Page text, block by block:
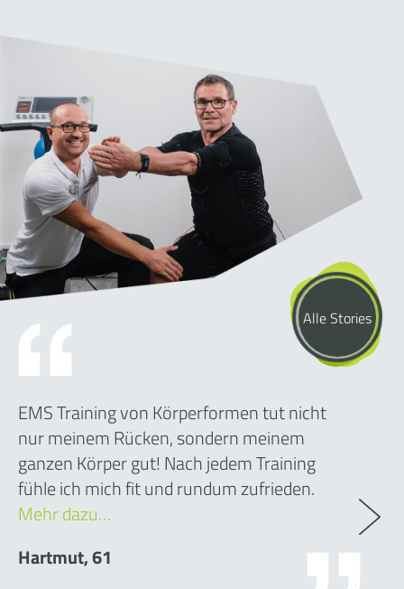
Alle Stories
EMS Training von Körperformen tut nicht
nur meinem Rücken, sondern meinem
ganzen Körper gut! Nach jedem Training
fühle ich mich fit und rundum zufrieden.
Mehr dazu…
Hartmut, 61